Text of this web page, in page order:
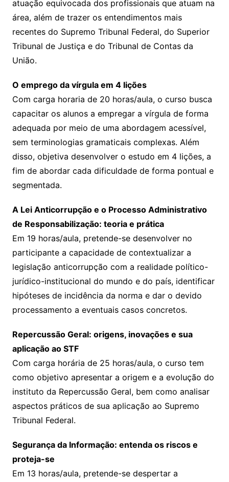
atuação equivocada dos profissionais que atuam na
área, além de trazer os entendimentos mais
recentes do Supremo Tribunal Federal, do Superior
Tribunal de Justiça e do Tribunal de Contas da
União.
O emprego da vírgula em 4 lições
Com carga horaria de 20 horas/aula, o curso busca
capacitar os alunos a empregar a vírgula de forma
adequada por meio de uma abordagem acessível,
sem terminologias gramaticais complexas. Além
disso, objetiva desenvolver o estudo em 4 lições, a
fim de abordar cada dificuldade de forma pontual e
segmentada.
A Lei Anticorrupção e o Processo Administrativo
de Responsabilização: teoria e prática
Em 19 horas/aula, pretende-se desenvolver no
participante a capacidade de contextualizar a
legislação anticorrupção com a realidade político-
jurídico-institucional do mundo e do país, identificar
hipóteses de incidência da norma e dar o devido
processamento a eventuais casos concretos.
Repercussão Geral: origens, inovações e sua
aplicação ao STF
Com carga horária de 25 horas/aula, o curso tem
como objetivo apresentar a origem e a evolução do
instituto da Repercussão Geral, bem como analisar
aspectos práticos de sua aplicação ao Supremo
Tribunal Federal.
Segurança da Informação: entenda os riscos e
proteja-se
Em 13 horas/aula, pretende-se despertar a